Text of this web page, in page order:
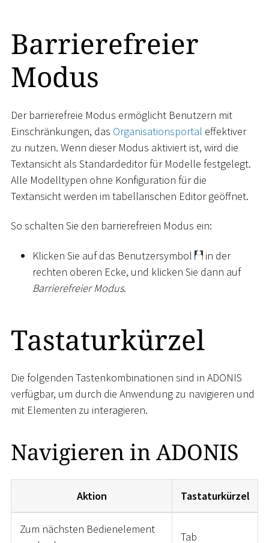
Barrierefreier
Modus
Der barrierefreie Modus ermöglicht Benutzern mit
Einschränkungen, das Organisationsportal effektiver
zu nutzen. Wenn dieser Modus aktiviert ist, wird die
Textansicht als Standardeditor für Modelle festgelegt.
Alle Modelltypen ohne Konfiguration für die
Textansicht werden im tabellarischen Editor geöffnet.
So schalten Sie den barrierefreien Modus ein:
Klicken Sie auf das Benutzersymbol
in der
rechten oberen Ecke, und klicken Sie dann auf
Barrierefreier Modus.
Tastaturkürzel
Die folgenden Tastenkombinationen sind in ADONIS
verfügbar, um durch die Anwendung zu navigieren und
mit Elementen zu interagieren.
Navigieren in ADONIS
Aktion Tastaturkürzel
Zum nächsten Bedienelement
Tab